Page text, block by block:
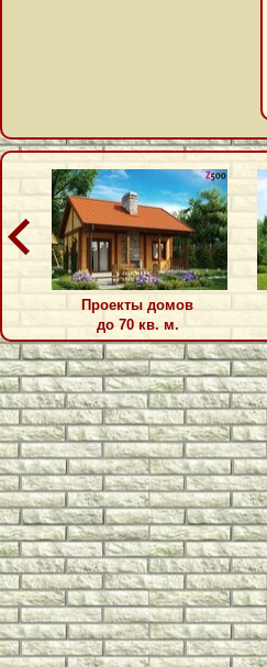
Проекты домов
до 70 кв. м.